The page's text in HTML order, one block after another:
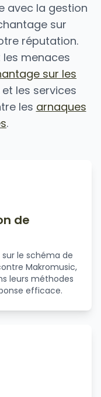
avec la gestion
sur
réputation.
menaces
sur les
et les services
les arnaques
.
de
le schéma de
Makromusic,
leurs méthodes
efficace.